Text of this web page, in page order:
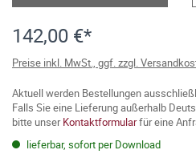
142,00 €*
Preise inkl. MwSt., ggf. zzgl.
Aktuell werden Bestellungen
Falls Sie eine Lieferung außerhalb
bitte unserKontaktformularfür eine
lieferbar, sofort per Download